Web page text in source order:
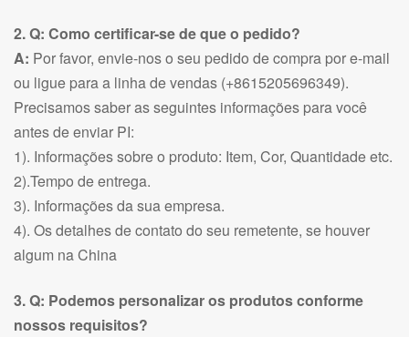
2. Q: Como certificar-se de que o pedido?
A: Por favor, envie-nos o seu pedido de compra por e-mail
ou ligue para a linha de vendas (+8615205696349).
Precisamos saber as seguintes informações para você
antes de enviar PI:
1). Informações sobre o produto: Item, Cor, Quantidade etc.
2).Tempo de entrega.
3). Informações da sua empresa.
4). Os detalhes de contato do seu remetente, se houver
algum na China
3. Q: Podemos personalizar os produtos conforme
nossos requisitos?